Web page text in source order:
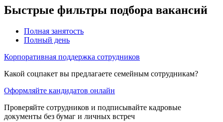
Быстрые фильтры подбора вакансий
Полная занятость
Полный день
Корпоративная поддержка сотрудников
Какой соцпакет вы предлагаете семейным сотрудникам?
Оформляйте кандидатов онлайн
Проверяйте сотрудников и подписывайте кадровые
документы без бумаг и личных встреч